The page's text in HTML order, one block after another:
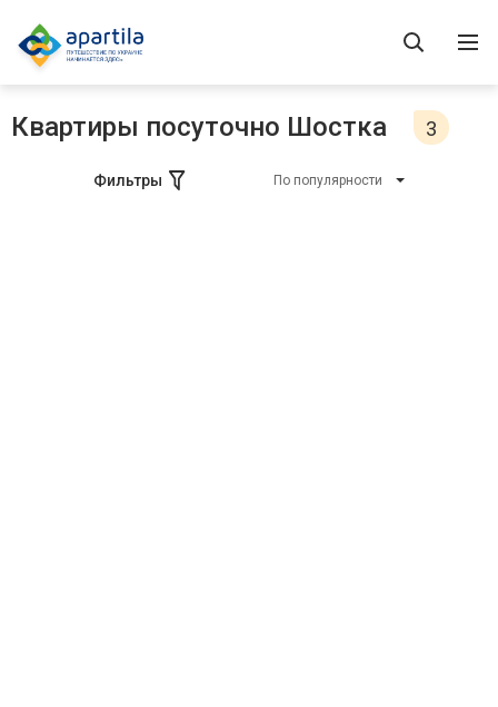
Квартиры посуточно Шостка 3
Фильтры По популярности